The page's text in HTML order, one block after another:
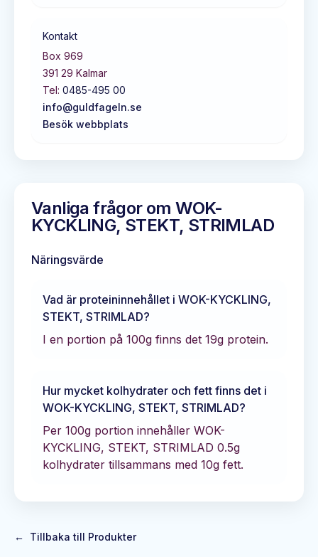
Kontakt
Box 969
391 29 Kalmar
Tel: 0485-495 00
info@guldfageln.se
Besök webbplats
Vanliga frågor omWOK-
KYCKLING, STEKT, STRIMLAD
Näringsvärde
Vad är proteininnehållet i WOK-KYCKLING,
STEKT, STRIMLAD?
I en portion på 100g finns det 19g protein.
Hur mycket kolhydrater och fett finns det i
WOK-KYCKLING, STEKT, STRIMLAD?
Per 100g portion innehåller WOK-
KYCKLING, STEKT, STRIMLAD 0.5g
kolhydrater tillsammans med 10g fett.
← Tillbaka till Produkter